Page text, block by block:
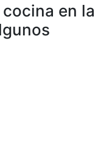
en la